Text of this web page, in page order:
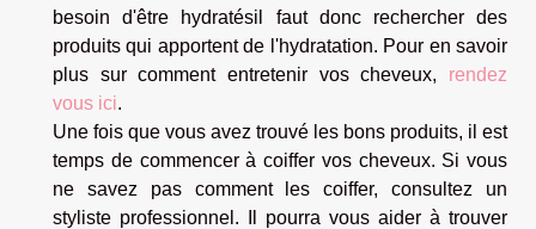
besoin d'être hydratésil faut donc rechercher des
produits qui apportent de l'hydratation. Pour en savoir
plus sur comment entretenir vos cheveux, rendez
vous ici.
Une fois que vous avez trouvé les bons produits, il est
temps de commencer à coiffer vos cheveux. Si vous
ne savez pas comment les coiffer, consultez un
styliste professionnel. Il pourra vous aider à trouver